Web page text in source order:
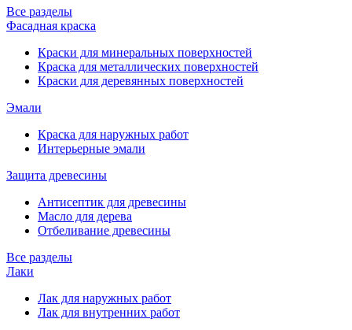
Все разделы
Фасадная краска
Краски для минеральных поверхностей
Краска для металлических поверхностей
Краски для деревянных поверхностей
Эмали
Краска для наружных работ
Интерьерные эмали
Защита древесины
Антисептик для древесины
Масло для дерева
Отбеливание древесины
Все разделы
Лаки
Лак для наружных работ
Лак для внутренних работ